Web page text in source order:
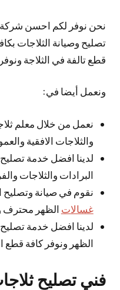
نحن نوفر لكم احسن شركة
تصليح وصيانة الثلاجات
قطع تالفة في الثلاجة
ونعمل أيضا في:
نعمل من خلال معلم
والثلاجات الافقية
لدينا افضل خدمة
البرادات والثلاجات
نقوم في صيانة
غسالات الظهر محترف
لدينا افضل خدمة
الظهر ونوفر كافة قطع
فني تصليح